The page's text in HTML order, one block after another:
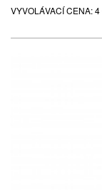
VYVOLÁVACÍ CENA:4